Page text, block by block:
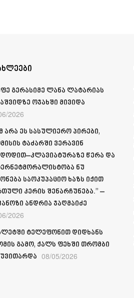
გერასიმე ლანა ლატარიას
ოჯახში მივიდა
2026
არა ეს სასულიერო პირები,
ტაძარში ვერავინ
წერა და
ნუ
საოკუპაციო ხაზს იქით
კერის შენარჩუნება.” –
ანდრია ჯაღმაიძე
2026
ტელეფონით დიდხანს
გამო, ქალს ფეხში თრომბი
08/05/2026